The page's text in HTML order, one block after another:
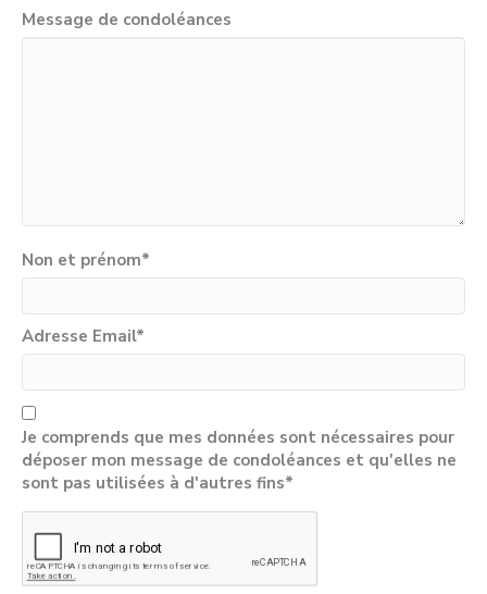
Message de condoléances
Non et prénom*
Adresse Email*
Je comprends que mes données sont nécessaires pour
déposer mon message de condoléances et qu'elles ne
sont pas utilisées à d'autres fins*